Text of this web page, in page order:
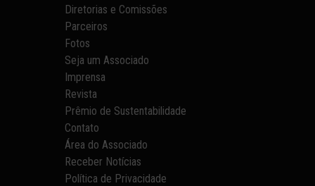
Diretorias e Comissões
Parceiros
Fotos
Seja um Associado
Imprensa
Revista
Prêmio de Sustentabilidade
Contato
Área do Associado
Receber Notícias
Política de Privacidade